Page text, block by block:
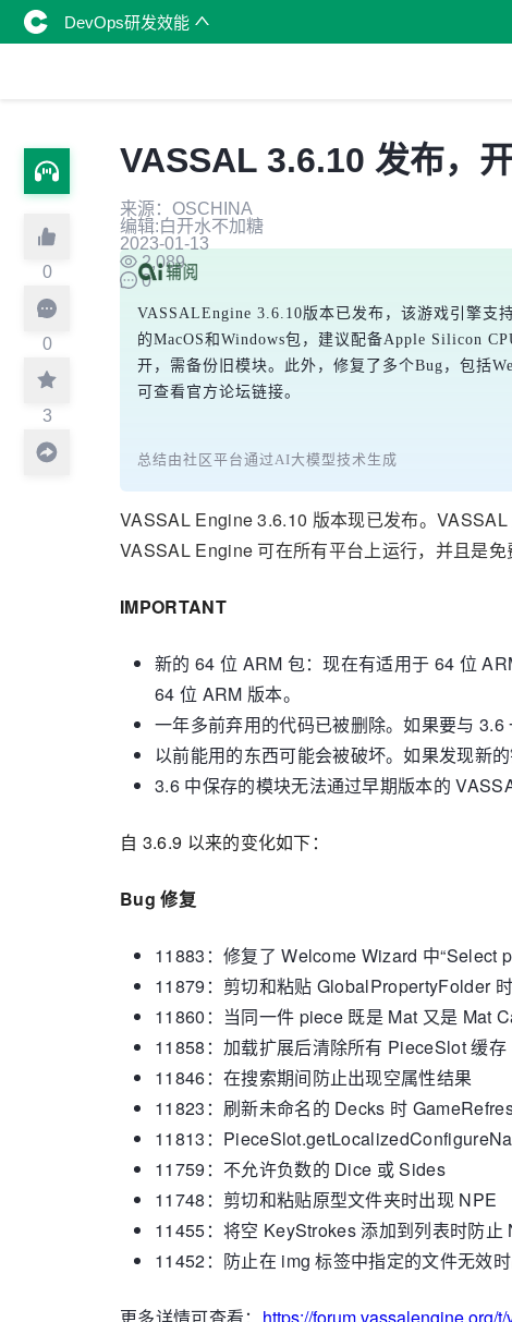
DevOps研发效能
0
0
3
VASSAL 3.6.10 发布，
来源：OSCHINA
编辑:白开水不加糖
2023-01-13
2,089
0
VASSALEngine 3.6.10版本已发布，该游戏引擎支
的MacOS和Windows包，建议配备Apple Silicon
开，需备份旧模块。此外，修复了多个Bug，包括
可查看官方论坛链接。
总结由社区平台通过AI大模型技术生成
VASSAL Engine 3.6.10 版本现已发布。
VASSAL Engine 可在所有平台上运行，并且是免
IMPORTANT
新的 64 位 ARM 包：现在有适用于 64 位
64 位 ARM 版本。
一年多前弃用的代码已被删除。如果要与
以前能用的东西可能会被破坏。如果发现新
3.6 中保存的模块无法通过早期版本的
自 3.6.9 以来的变化如下：
Bug 修复
11883：修复了 Welcome Wizard 中“Select
11879：剪切和粘贴 GlobalPropertyFolder
11860：当同一件 piece 既是 Mat 又是 Mat
11858：加载扩展后清除所有 PieceSlot 缓存
11846：在搜索期间防止出现空属性结果
11823：刷新未命名的 Decks 时
11813：
11759：不允许负数的 Dice 或 Sides
11748：剪切和粘贴原型文件夹时出现 NPE
11455：将空 KeyStrokes 添加到列表时防止
11452：防止在 img 标签中指定的文件无效